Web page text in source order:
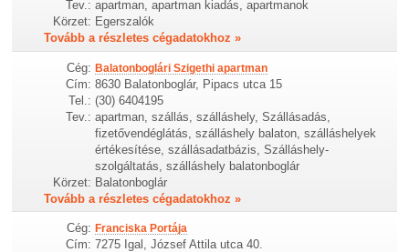
Tev.: apartman, apartman kiadás, apartmanok
Körzet: Egerszalók
Tovább a részletes cégadatokhoz »
Cég: Balatonboglári Szigethi apartman
Cím: 8630 Balatonboglár, Pipacs utca 15
Tel.: (30) 6404195
Tev.: apartman, szállás, szálláshely, Szállásadás,
fizetővendéglátás, szálláshely balaton, szálláshelyek
értékesítése, szállásadatbázis, Szálláshely-
szolgáltatás, szálláshely balatonboglár
Körzet: Balatonboglár
Tovább a részletes cégadatokhoz »
Cég: Franciska Portája
Cím: 7275 Igal, József Attila utca 40.